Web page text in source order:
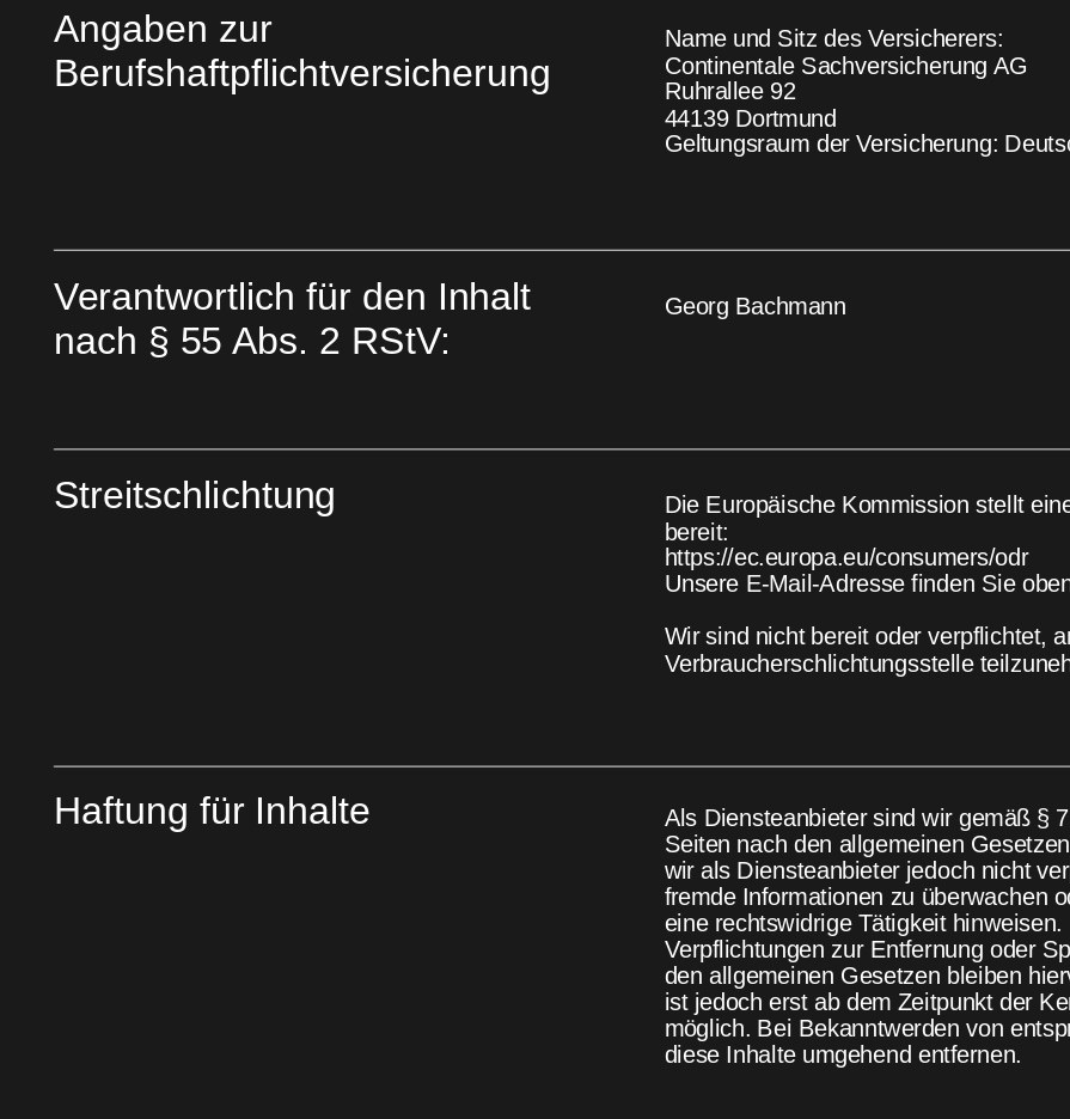
Angaben zur
Berufshaftpflichtversicherung
Verantwortlich für den Inhalt
nach § 55 Abs. 2 RStV:
Streitschlichtung
Haftung für Inhalte
Name und Sitz des Versicherers:
Continentale Sachversicherung AG
Ruhrallee 92
44139 Dortmund
Geltungsraum der Versicherung:
Georg Bachmann
Die Europäische Kommission stellt
bereit:
https://ec.europa.eu/consumers/odr
Unsere E-Mail-Adresse finden Sie
Wir sind nicht bereit oder verpflichtet,
Verbraucherschlichtungsstelle
Als Diensteanbieter sind wir gemäß §
Seiten nach den allgemeinen
wir als Diensteanbieter jedoch nicht
fremde Informationen zu überwachen
eine rechtswidrige Tätigkeit hinweisen.
Verpflichtungen zur Entfernung oder
den allgemeinen Gesetzen bleiben
ist jedoch erst ab dem Zeitpunkt der
möglich. Bei Bekanntwerden von
diese Inhalte umgehend entfernen.